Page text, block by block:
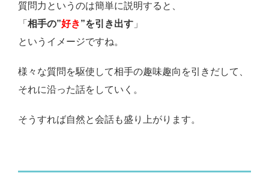
質問力というのは簡単に説明すると、
「 相手の”好き”を引き出す 」
というイメージですね。
様々な質問を駆使して相手の趣味趣向を引きだして、
それに沿った話をしていく。
そうすれば自然と会話も盛り上がります。